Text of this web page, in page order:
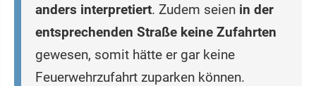
anders interpretiert. Zudem seien in der
entsprechenden Straße keine Zufahrten
gewesen, somit hätte er gar keine
Feuerwehrzufahrt zuparken können.